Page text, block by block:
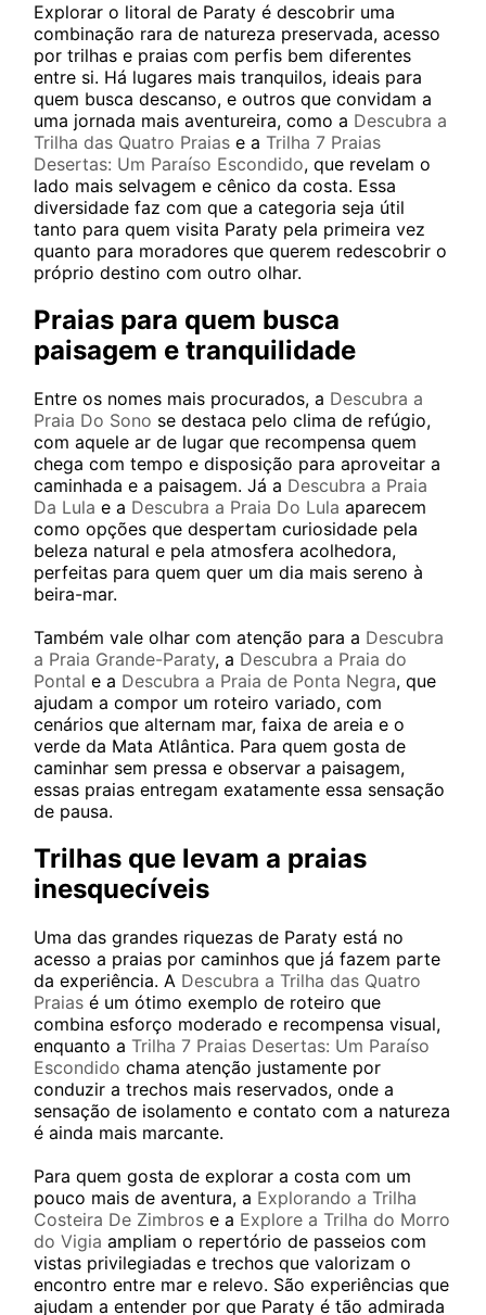
Explorar o litoral de Paraty é descobrir uma
combinação rara de natureza preservada, acesso
por trilhas e praias com perfis bem diferentes
entre si. Há lugares mais tranquilos, ideais para
quem busca descanso, e outros que convidam a
uma jornada mais aventureira, como a Descubra a
Trilha das Quatro Praias e a Trilha 7 Praias
Desertas: Um Paraíso Escondido, que revelam o
lado mais selvagem e cênico da costa. Essa
diversidade faz com que a categoria seja útil
tanto para quem visita Paraty pela primeira vez
quanto para moradores que querem redescobrir o
próprio destino com outro olhar.
Praias para quem busca
paisagem e tranquilidade
Entre os nomes mais procurados, a Descubra a
Praia Do Sono se destaca pelo clima de refúgio,
com aquele ar de lugar que recompensa quem
chega com tempo e disposição para aproveitar a
caminhada e a paisagem. Já a Descubra a Praia
Da Lula e a Descubra a Praia Do Lula aparecem
como opções que despertam curiosidade pela
beleza natural e pela atmosfera acolhedora,
perfeitas para quem quer um dia mais sereno à
beira-mar.
Também vale olhar com atenção para a Descubra
a Praia Grande-Paraty, a Descubra a Praia do
Pontal e a Descubra a Praia de Ponta Negra, que
ajudam a compor um roteiro variado, com
cenários que alternam mar, faixa de areia e o
verde da Mata Atlântica. Para quem gosta de
caminhar sem pressa e observar a paisagem,
essas praias entregam exatamente essa sensação
de pausa.
Trilhas que levam a praias
inesquecíveis
Uma das grandes riquezas de Paraty está no
acesso a praias por caminhos que já fazem parte
da experiência. A Descubra a Trilha das Quatro
Praias é um ótimo exemplo de roteiro que
combina esforço moderado e recompensa visual,
enquanto a Trilha 7 Praias Desertas: Um Paraíso
Escondido chama atenção justamente por
conduzir a trechos mais reservados, onde a
sensação de isolamento e contato com a natureza
é ainda mais marcante.
Para quem gosta de explorar a costa com um
pouco mais de aventura, a Explorando a Trilha
Costeira De Zimbros e a Explore a Trilha do Morro
do Vigia ampliam o repertório de passeios com
vistas privilegiadas e trechos que valorizam o
encontro entre mar e relevo. São experiências que
ajudam a entender por que Paraty é tão admirada